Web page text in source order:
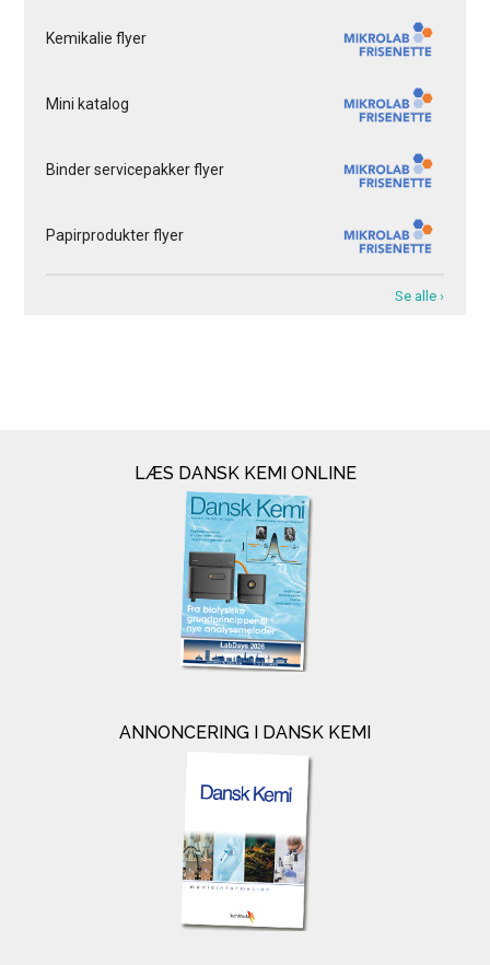
Kemikalie flyer
Mini katalog
Binder servicepakker flyer
Papirprodukter flyer
Se alle ›
LÆS DANSK KEMI ONLINE
ANNONCERING I DANSK KEMI